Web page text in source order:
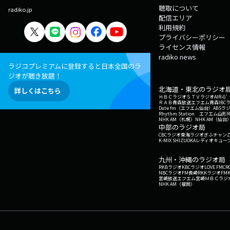
radiko.jp
ラジコプレミアムに登録すると日本全国のラ
ジオが聴き放題！
詳しくはこちら
聴取について
配信エリア
利用規約
プライバシーポリシー
ライセンス情報
radiko news
北海道・東北のラジオ
ＨＢＣラジオＳＴＶラジオAIR-G'
ＲＡＢ青森放送エフエム青森IBC
Date fm（エフエム仙台） ABSラ
Rhythm Station エフエム山形
NHK AM（札幌） NHK AM（仙台
中部のラジオ局
CBCラジオ東海ラジオぎふチャン
K-MIX SHIZUOKAレディオキュー
九州・沖縄のラジオ局
RKBラジオKBCラジオLOVE FM
NBCラジオFM長崎RKKラジオ
宮崎放送エフエム宮崎ＭＢＣラジ
NHK AM（福岡）